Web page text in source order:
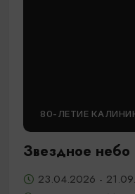
80-ЛЕТИЕ
Звездное небо
23.04.2026 -